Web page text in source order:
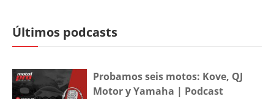
Últimos podcasts
Probamos seis motos: Kove, QJ
Motor y Yamaha | Podcast